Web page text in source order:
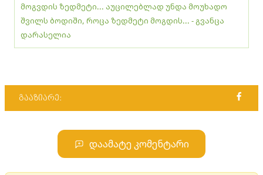
მოგვდის ზედმეტი... აუცილებლად უნდა მოუხადო
შვილს ბოდიში, როცა ზედმეტი მოგდის... - გვანცა
დარასელია
გააზიარე:
დაამატე კომენტარი